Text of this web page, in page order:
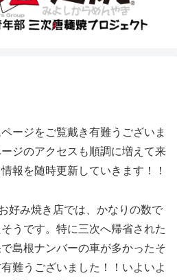
ージをご覧戴き有難うございま
ジのアクセスも順調に増えて来
報を随時更新していきます！！
好み焼き店では、かなりの数で
うです。特に三次へ帰省された
島根ナンバーの車が多かったそ
難うございました！！いよいよ